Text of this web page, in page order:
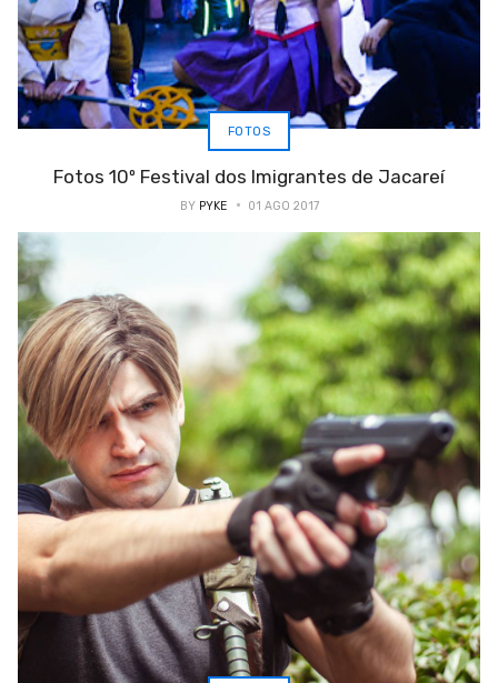
FOTOS
Fotos 10º Festival dos Imigrantes de Jacareí
BY PYKE 01 AGO 2017